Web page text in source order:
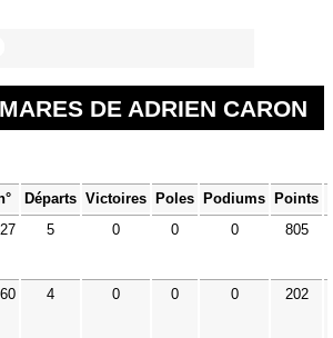
DE ADRIEN CARON
Départs Victoires Poles Podiums Points
5 0 0 0 805
4 0 0 0 202